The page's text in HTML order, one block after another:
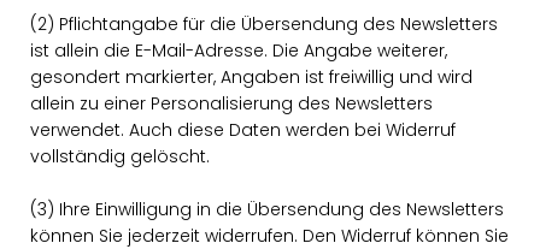
(2) Pflichtangabe für die Übersendung des Newsletters
ist allein die E-Mail-Adresse. Die Angabe weiterer,
gesondert markierter, Angaben ist freiwillig und wird
allein zu einer Personalisierung des Newsletters
verwendet. Auch diese Daten werden bei Widerruf
vollständig gelöscht.
(3) Ihre Einwilligung in die Übersendung des Newsletters
können Sie jederzeit widerrufen. Den Widerruf können Sie